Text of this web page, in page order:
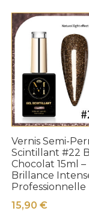
Vernis Semi-
Scintillant #22
Chocolat 15ml –
Brillance
Professionnelle
15,90 €